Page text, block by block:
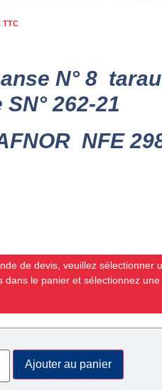
TTC
N° 8
262-21
NFE
de devis, veuillez sélectionner
dans le panier et sélectionnez
Ajouter au panier